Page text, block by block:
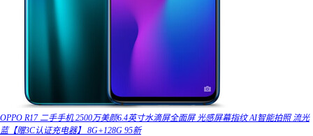
OPPO R17 二手手机 2500万美颜6.4英寸水滴屏全面屏 光感屏幕指纹 AI智能拍照 流光
蓝【赠3C认证充电器】 8G+128G 95新